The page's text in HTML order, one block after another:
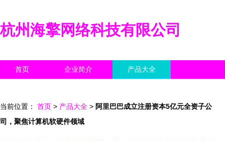
杭州海擎网络科技有限公司
首页 企业简介 产品大全
当前位置： 首页 > 产品大全 > 阿里巴巴成立注册资本5亿元全资子公
司，聚焦计算机软硬件领域